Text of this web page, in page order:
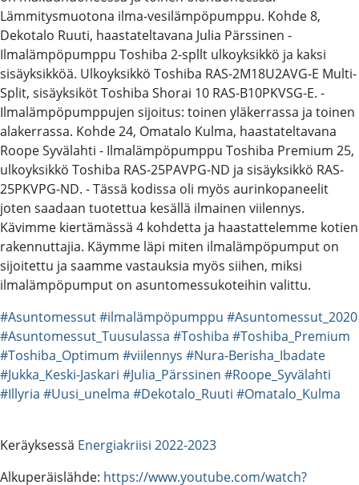
Lämmitysmuotona ilma-vesilämpöpumppu. Kohde 8,
Dekotalo Ruuti, haastateltavana Julia Pärssinen -
Ilmalämpöpumppu Toshiba 2-spllt ulkoyksikkö ja kaksi
sisäyksikköä. Ulkoyksikkö Toshiba RAS-2M18U2AVG-E Multi-
Split, sisäyksiköt Toshiba Shorai 10 RAS-B10PKVSG-E. -
Ilmalämpöpumppujen sijoitus: toinen yläkerrassa ja toinen
alakerrassa. Kohde 24, Omatalo Kulma, haastateltavana
Roope Syvälahti - Ilmalämpöpumppu Toshiba Premium 25,
ulkoyksikkö Toshiba RAS-25PAVPG-ND ja sisäyksikkö RAS-
25PKVPG-ND. - Tässä kodissa oli myös aurinkopaneelit
joten saadaan tuotettua kesällä ilmainen viilennys.
Kävimme kiertämässä 4 kohdetta ja haastattelemme kotien
rakennuttajia. Käymme läpi miten ilmalämpöpumput on
sijoitettu ja saamme vastauksia myös siihen, miksi
ilmalämpöpumput on asuntomessukoteihin valittu.
#Asuntomessut#ilmalämpöpumppu #Asuntomessut_2020
#Asuntomessut_Tuusulassa #Toshiba #Toshiba_Premium
#Toshiba_Optimum #viilennys #Nura-Berisha_Ibadate
#Jukka_Keski-Jaskari #Julia_Pärssinen #Roope_Syvälahti
#Illyria #Uusi_unelma #Dekotalo_Ruuti #Omatalo_Kulma
Keräyksessä Energiakriisi 2022-2023
Alkuperäislähde: https://www.youtube.com/watch?